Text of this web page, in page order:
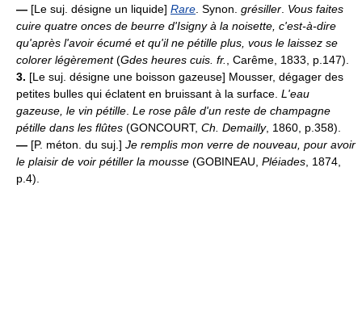
— [Le suj. désigne un liquide] Rare . Synon. grésiller Vous faites
cuire quatre onces de beurre d'Isigny à la noisette, c'est-à-dire
qu'après l'avoir écumé et qu'il ne pétille plus, vous le laissez se
colorer légèrement(Gdes heures cuis. fr.
, Carême, 1833, p.147).
3. [Le suj. désigne une boisson gazeuse] Mousser, dégager des
petites bulles qui éclatent en bruissant à la surface. L'eau
gazeuse, le vin pétille Le rose pâle d'un reste de champagne
pétille dans les flûtes (GONCOURT, Ch. Demailly, 1860, p.358).
— [P. méton. du suj.] Je remplis mon verre de nouveau, pour avoir
le plaisir de voir pétiller la mousse (GOBINEAU, Pléiades , 1874,
p.4).